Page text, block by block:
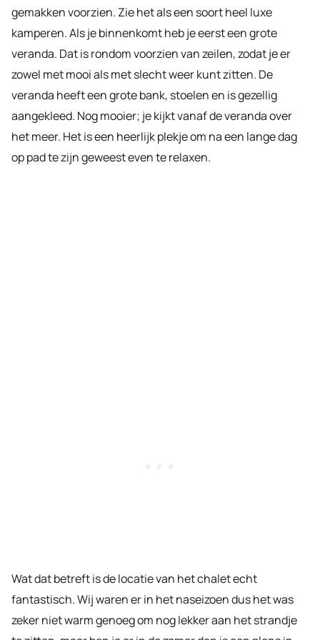
gemakken voorzien. Zie het als een soort heel luxe
kamperen. Als je binnenkomt heb je eerst een grote
veranda. Dat is rondom voorzien van zeilen, zodat je er
zowel met mooi als met slecht weer kunt zitten. De
veranda heeft een grote bank, stoelen en is gezellig
aangekleed. Nog mooier; je kijkt vanaf de veranda over
het meer. Het is een heerlijk plekje om na een lange dag
op pad te zijn geweest even te relaxen.
Wat dat betreft is de locatie van het chalet echt
fantastisch. Wij waren er in het naseizoen dus het was
zeker niet warm genoeg om nog lekker aan het strandje